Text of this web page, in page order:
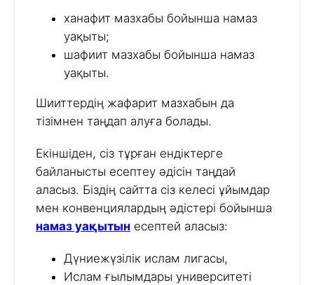
ханафит мазхабы бойынша намаз
уақыты;
шафиит мазхабы бойынша намаз
уақыты.
Шииттердің жафарит мазхабын да
тізімнен таңдап алуға болады.
Екіншіден, сіз тұрған ендіктерге
байланысты есептеу әдісін таңдай
аласыз. Біздің сайтта сіз келесі ұйымдар
мен конвенциялардың әдістері бойынша
намаз уақытын есептей аласыз:
Дүниежүзілік ислам лигасы,
Ислам ғылымдары университеті